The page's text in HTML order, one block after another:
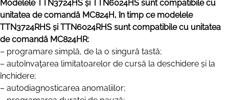
Modelele TTN3724HS și TTN6024HS sunt compatibile cu
unitatea de comandă MC824H, în timp ce modelele
TTN3724RHS și TTN6024RHS sunt compatibile cu unitatea
de comandă MC824HR:
– programare simplă, de la o singură tastă;
– autoînvaţarea limitatoarelor de cursă la deschidere și la
închidere;
– autodiagnosticarea anomaliilor;